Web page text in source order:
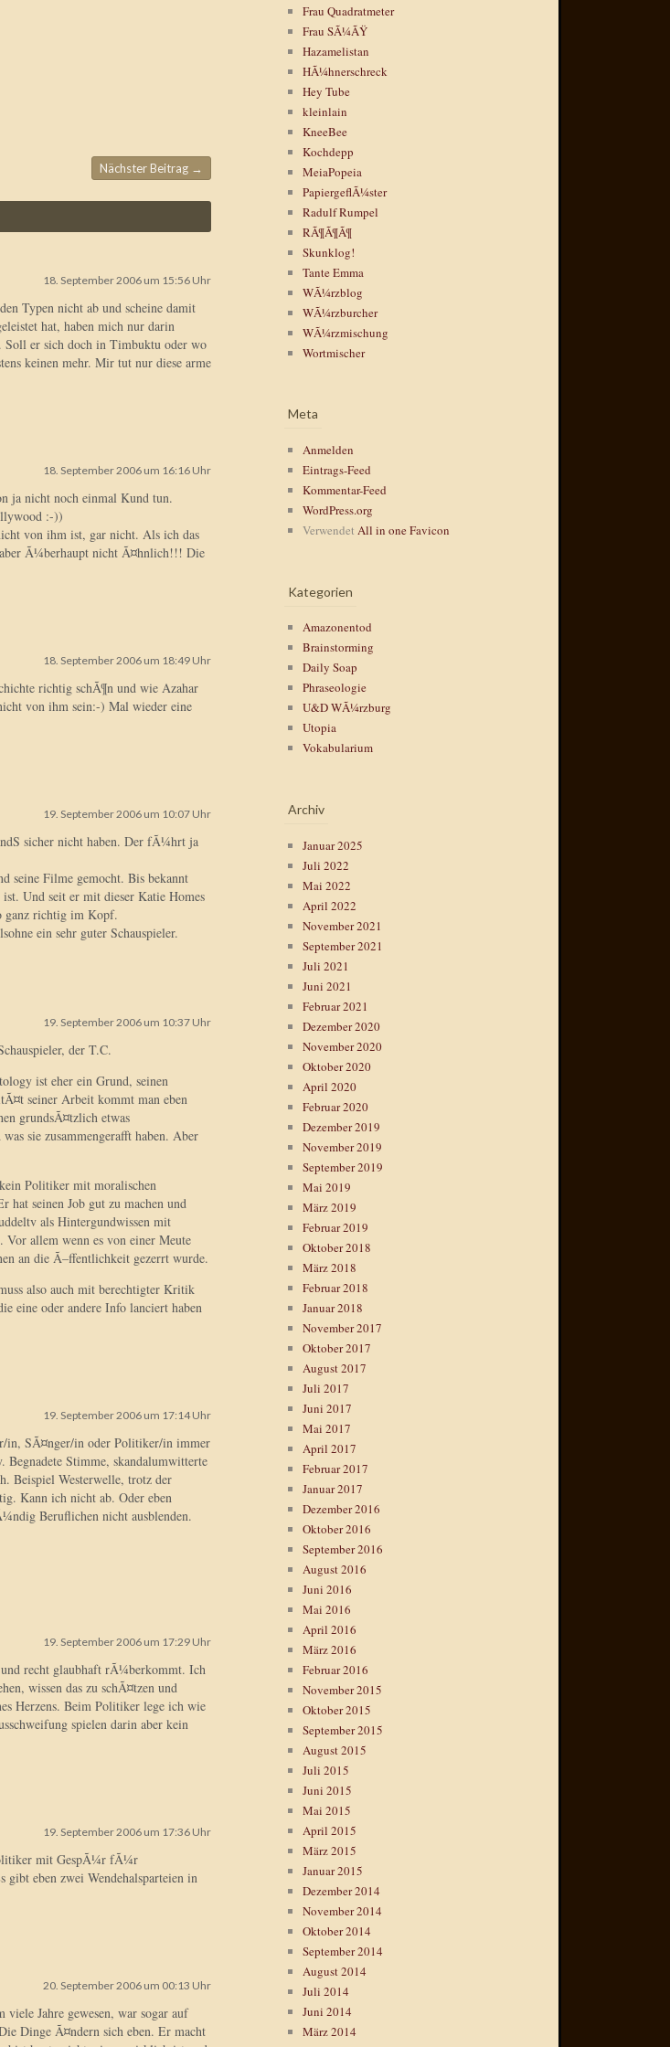
Nächster Beitrag →
18. September 2006 um 15:56 Uhr
Typen nicht ab und scheine damit
hat, haben mich nur darin
er sich doch in Timbuktu oder wo
keinen mehr. Mir tut nur diese arme
18. September 2006 um 16:16 Uhr
ja nicht noch einmal Kund tun.
:-))
von ihm ist, gar nicht. Als ich das
Ã¼berhaupt nicht Ã¤hnlich!!! Die
18. September 2006 um 18:49 Uhr
richtig schÃ¶n und wie Azahar
von ihm sein:-) Mal wieder eine
19. September 2006 um 10:07 Uhr
sicher nicht haben. Der fÃ¼hrt ja
seine Filme gemocht. Bis bekannt
Und seit er mit dieser Katie Homes
ganz richtig im Kopf.
ein sehr guter Schauspieler.
19. September 2006 um 10:37 Uhr
der T.C.
ist eher ein Grund, seinen
seiner Arbeit kommt man eben
grundsÃ¤tzlich etwas
sie zusammengerafft haben. Aber
Politiker mit moralischen
hat seinen Job gut zu machen und
als Hintergundwissen mit
allem wenn es von einer Meute
an die Ã–ffentlichkeit gezerrt wurde.
also auch mit berechtigter Kritik
eine oder andere Info lanciert haben
19. September 2006 um 17:14 Uhr
in, SÃ¤nger/in oder Politiker/in immer
Stimme, skandalumwitterte
Beispiel Westerwelle, trotz der
Kann ich nicht ab. Oder eben
Beruflichen nicht ausblenden.
19. September 2006 um 17:29 Uhr
recht glaubhaft rÃ¼berkommt. Ich
wissen das zu schÃ¤tzen und
Herzens. Beim Politiker lege ich wie
spielen darin aber kein
19. September 2006 um 17:36 Uhr
mit GespÃ¼r fÃ¼r
eben zwei Wendehalsparteien in
20. September 2006 um 00:13 Uhr
Jahre gewesen, war sogar auf
Dinge Ã¤ndern sich eben. Er macht
Frau Quadratmeter
Frau SÃ¼ÃŸ
Hazamelistan
HÃ¼hnerschreck
Hey Tube
kleinlain
KneeBee
Kochdepp
MeiaPopeia
PapiergeflÃ¼ster
Radulf Rumpel
RÃ¶Ã¶Ã¶
Skunklog!
Tante Emma
WÃ¼rzblog
WÃ¼rzburcher
WÃ¼rzmischung
Wortmischer
Meta
Anmelden
Eintrags-Feed
Kommentar-Feed
WordPress.org
Verwendet All in one Favicon
Kategorien
Amazonentod
Brainstorming
Daily Soap
Phraseologie
U&D WÃ¼rzburg
Utopia
Vokabularium
Archiv
Januar 2025
Juli 2022
Mai 2022
April 2022
November 2021
September 2021
Juli 2021
Juni 2021
Februar 2021
Dezember 2020
November 2020
Oktober 2020
April 2020
Februar 2020
Dezember 2019
November 2019
September 2019
Mai 2019
März 2019
Februar 2019
Oktober 2018
März 2018
Februar 2018
Januar 2018
November 2017
Oktober 2017
August 2017
Juli 2017
Juni 2017
Mai 2017
April 2017
Februar 2017
Januar 2017
Dezember 2016
Oktober 2016
September 2016
August 2016
Juni 2016
Mai 2016
April 2016
März 2016
Februar 2016
November 2015
Oktober 2015
September 2015
August 2015
Juli 2015
Juni 2015
Mai 2015
April 2015
März 2015
Januar 2015
Dezember 2014
November 2014
Oktober 2014
September 2014
August 2014
Juli 2014
Juni 2014
März 2014